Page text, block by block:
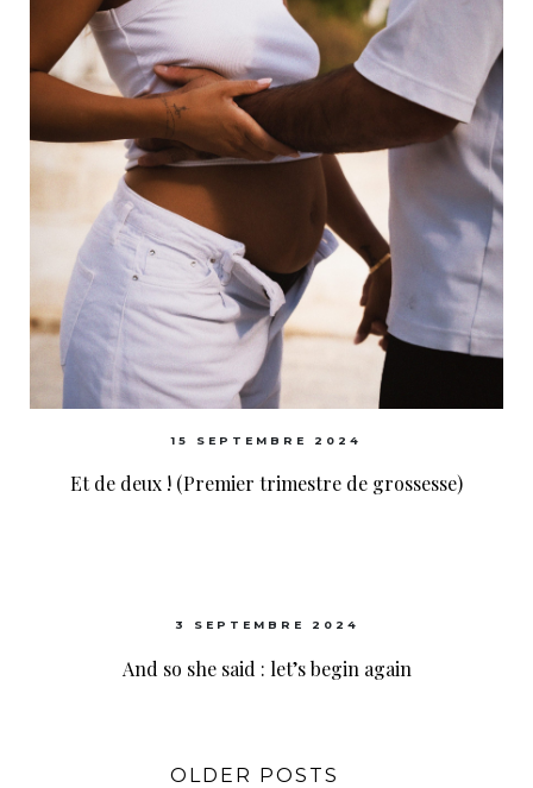
15 SEPTEMBRE 2024
Et de deux ! (Premier trimestre de grossesse)
3 SEPTEMBRE 2024
And so she said : let’s begin again
OLDER POSTS